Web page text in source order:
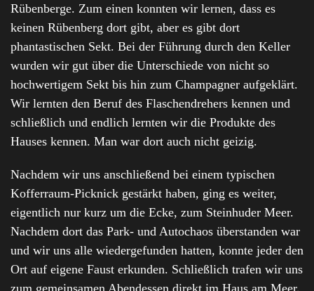
Rübenberge. Zum einen konnten wir lernen, dass es
keinen Rübenberg dort gibt, aber es gibt dort
phantastischen Sekt. Bei der Führung durch den Keller
wurden wir gut über die Unterschiede von nicht so
hochwertigem Sekt bis hin zum Champagner aufgeklärt.
Wir lernten den Beruf des Flaschendrehers kennen und
schließlich und endlich lernten wir die Produkte des
Hauses kennen. Man war dort auch nicht geizig.
Nachdem wir uns anschließend bei einem typischen
Kofferraum-Picknick gestärkt haben, ging es weiter,
eigentlich nur kurz um die Ecke, zum Steinhuder Meer.
Nachdem dort das Park- und Autochaos überstanden war
und wir uns alle wiedergefunden hatten, konnte jeder den
Ort auf eigene Faust erkunden. Schließlich trafen wir uns
zum gemeinsamen Abendessen direkt im Haus am Meer.